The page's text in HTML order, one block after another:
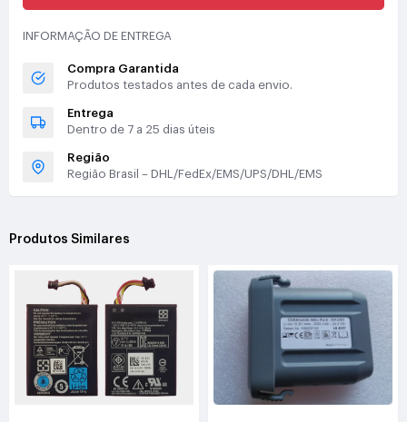
INFORMAÇÃO DE ENTREGA
Compra Garantida
Produtos testados antes de cada envio.
Entrega
Dentro de 7 a 25 dias úteis
Região
Região Brasil – DHL/FedEx/EMS/UPS/DHL/EMS
Produtos Similares